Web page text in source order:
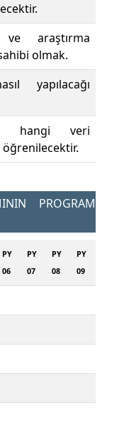
araştırma
olmak.
yapılacağı
hangi veri
öğrenilecektir.
PROGRAM
PY
06
PY
07
PY
08
PY
09